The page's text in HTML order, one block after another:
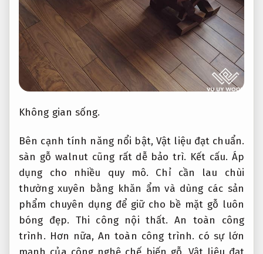
Không gian sống.
Bên cạnh tính năng nổi bật, Vật liệu đạt chuẩn.
sàn gỗ walnut cũng rất dễ bảo trì. Kết cấu. Áp
dụng cho nhiều quy mô. Chỉ cần lau chùi
thường xuyên bằng khăn ẩm và dùng các sản
phẩm chuyên dụng để giữ cho bề mặt gỗ luôn
bóng đẹp. Thi công nội thất. An toàn công
trình. Hơn nữa,An toàn công trình. có sự lớn